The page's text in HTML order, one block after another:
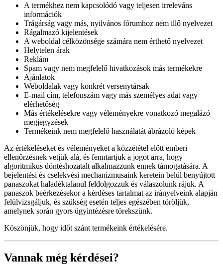
A termékhez nem kapcsolódó vagy teljesen irreleváns
információk
Trágárság vagy más, nyilvános fórumhoz nem illő nyelvezet
Rágalmazó kijelentések
A weboldal célközönsége számára nem érthető nyelvezet
Helytelen árak
Reklám
Spam vagy nem megfelelő hivatkozások más termékekre
Ajánlatok
Weboldalak vagy konkrét versenytársak
E-mail cím, telefonszám vagy más személyes adat vagy
elérhetőség
Más értékelésekre vagy véleményekre vonatkozó megalázó
megjegyzések
Termékeink nem megfelelő használatát ábrázoló képek
Az értékeléseket és véleményeket a közzététel előtt emberi
ellenőrzésnek vetjük alá, és fenntartjuk a jogot arra, hogy
algoritmikus döntéshozatalt alkalmazzunk ennek támogatására. A
bejelentési és cselekvési mechanizmusaink keretein belül benyújtott
panaszokat haladéktalanul feldolgozzuk és válaszolunk rájuk. A
panaszok beérkezésekor a kérdéses tartalmat az irányelveink alapján
felülvizsgáljuk, és szükség esetén teljes egészében töröljük,
amelynek során gyors ügyintézésre törekszünk.
Köszönjük, hogy időt szánt termékeink értékelésére.
Vannak még kérdései?